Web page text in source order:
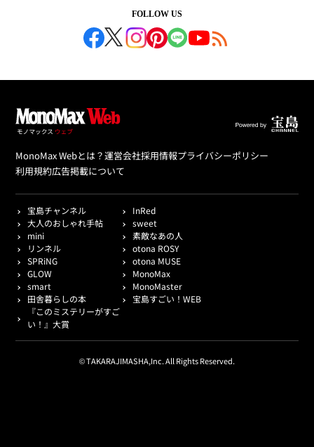
FOLLOW US
MonoMax Webとは？運営会社採用情報プライバシーポリシー
利用規約広告掲載について
宝島チャンネル
InRed
大人のおしゃれ手帖
sweet
mini
素敵なあの人
リンネル
otona ROSY
SPRiNG
otona MUSE
GLOW
MonoMax
smart
MonoMaster
田舎暮らしの本
宝島すごい！WEB
『このミステリーがすご
い！』大賞
© TAKARAJIMASHA,Inc. All Rights Reserved.